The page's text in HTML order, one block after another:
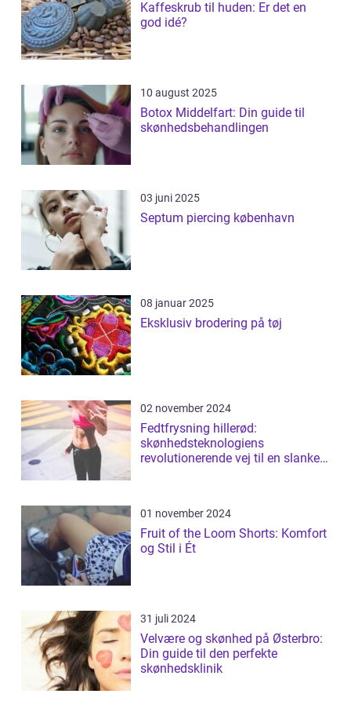
Kaffeskrub til huden: Er det en
god idé?
10 august 2025
Botox Middelfart: Din guide til
skønhedsbehandlingen
03 juni 2025
Septum piercing københavn
08 januar 2025
Eksklusiv brodering på tøj
02 november 2024
Fedtfrysning hillerød:
skønhedsteknologiens
revolutionerende vej til en slankere
01 november 2024
Fruit of the Loom Shorts: Komfort
og Stil i Ét
31 juli 2024
Velvære og skønhed på Østerbro:
Din guide til den perfekte
skønhedsklinik